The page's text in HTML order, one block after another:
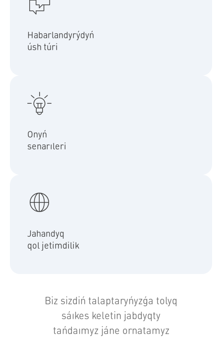
Habarlandyrýdyń
úsh túri
Júıeni basqarý kezinde siz qoldanbada nemese Telegram boty
Eskertýler Push, Telegram jáne SMS-te qaıtalanady.
Onyń
senarıleri
"avtomattandyrý" bóliminde retteletin senarılerdi jasaýǵa
Jahandyq
qol jetimdilik
úshin Internet baılanysy nemese roýmıng jetkilikti.
Biz sizdiń talaptaryńyzǵa tolyq
sáıkes keletin jabdyqty
tańdaımyz jáne ornatamyz